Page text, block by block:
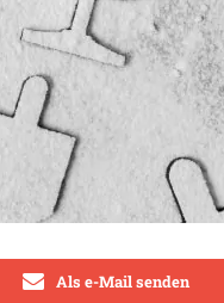
Als e-Mail senden